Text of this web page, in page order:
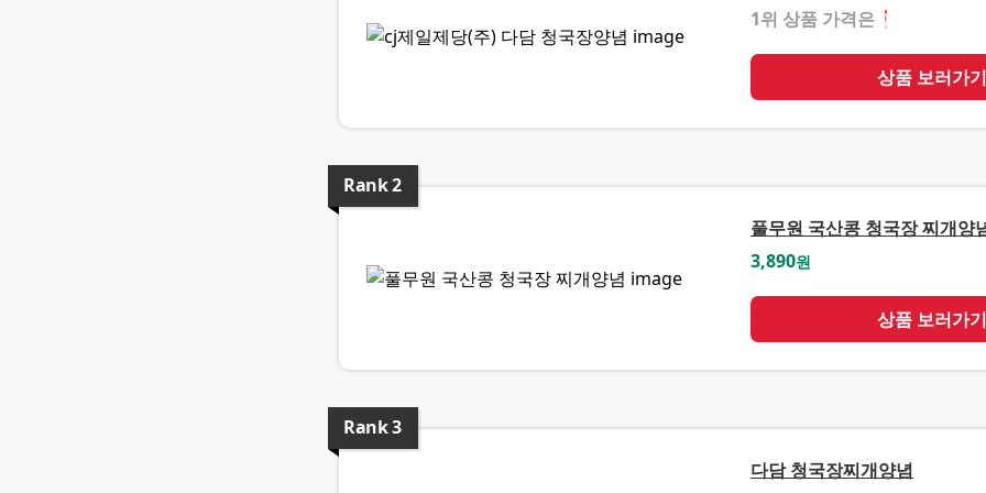
1위 상품 가격은 ❓
상품 보러가기
Rank2
풀무원 국산콩 청국장 찌개양
3,890원
상품 보러가기
Rank3
다담 청국장찌개양념